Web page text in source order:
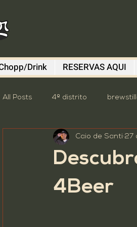
Drink RESERVAS AQUI
All Posts 4º distrito
Diefen Bros Evento
Sem categoria4Beer
Caio de Santi 27